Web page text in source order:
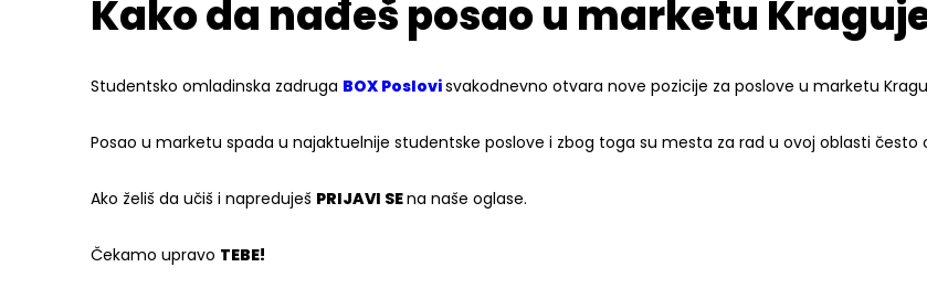
Kako da nađeš posao u marketu
Studentsko omladinska zadruga BOX Poslovisvakodnevno otvara nove pozicije za poslove u marketu
Posao u marketu spada u najaktuelnije studentske poslove i zbog toga su mesta za rad u ovoj oblasti često
Ako želiš da učiš i napreduješ PRIJAVI SEna naše oglase.
Čekamo upravo TEBE!